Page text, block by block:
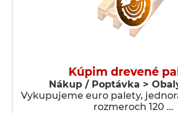
Kúpim drevené
Nákup / Poptávka >
Vykupujeme euro palety,
rozmeroch 120 …